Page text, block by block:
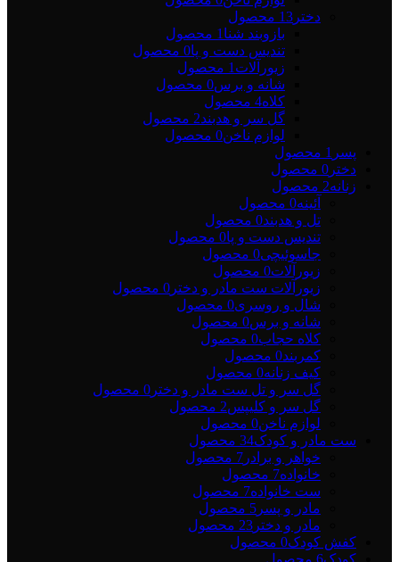
دختر 13 محصول
بازوبند شنا 1 محصول
تندیس دست و پا0 محصول
زیورآلات 1 محصول
شانه و برس0 محصول
کلاه4 محصول
گل سر و هدبند2 محصول
لوازم ناخن0 محصول
پسر 1 محصول
دختر 0 محصول
زنانه2 محصول
آئینه0 محصول
تل و هدبند0 محصول
تندیس دست و پا0 محصول
جاسوئیچی0 محصول
زیورآلات0 محصول
زیورآلات ست مادر و دختر 0 محصول
شال و روسری0 محصول
شانه و برس0 محصول
کلاه حجاب0 محصول
کمربند0 محصول
کیف زنانه0 محصول
گل سر و تل ست مادر و دختر 0 محصول
گل سر و کلیپس2 محصول
لوازم ناخن0 محصول
ست مادر و کودک34 محصول
خواهر و برادر 7 محصول
خانواده7 محصول
ست خانواده7 محصول
مادر و پسر 5 محصول
مادر و دختر 23 محصول
کفش کودک0 محصول
کودک6 محصول